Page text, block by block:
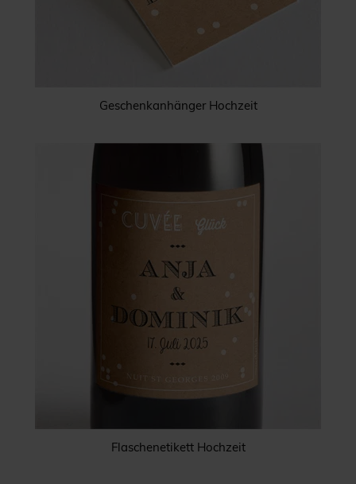
Geschenkanhänger Hochzeit
Flaschenetikett Hochzeit